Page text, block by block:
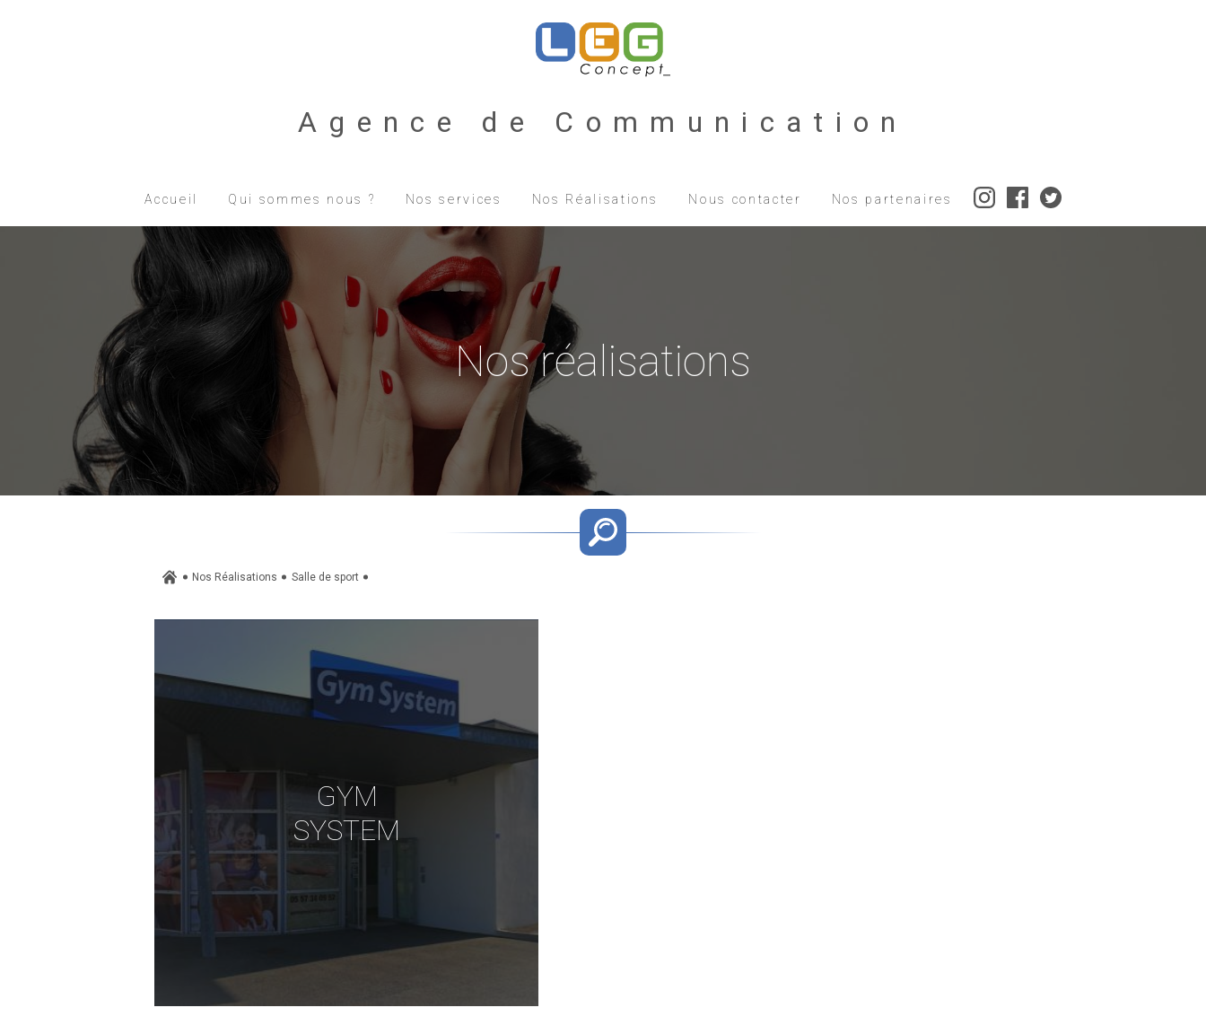
Agence de Communication
Accueil Qui sommes nous ? Nos services Nos Réalisations Nous contacter Nos partenaires
Nos réalisations
Nos Réalisations Salle de sport
GYM
SYSTEM